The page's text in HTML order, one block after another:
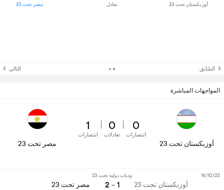
أوزبكستان تحت 23 تعادل مصر تحت 23
السّابق التالي
المواجهات المباشرة
أوزبكستان تحت 23
0
انتصارات
0
تعادلات
1
انتصارات
مصر تحت 23
أوزبكستان تحت 23
وديات دولية تحت 23
1 - 2 مصر تحت 23
16/10/23